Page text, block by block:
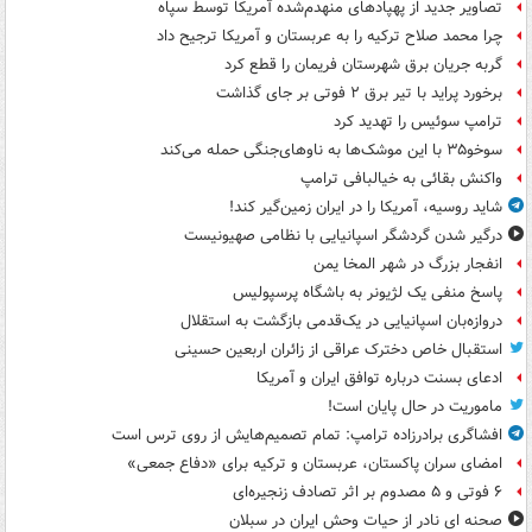
تصاویر جدید از پهپادهای منهدم‌شده آمریکا توسط سپاه
چرا محمد صلاح ترکیه را به عربستان و آمریکا ترجیح داد
گربه جریان برق شهرستان فریمان را قطع کرد
برخورد پراید با تیر برق ۲ فوتی بر جای گذاشت
ترامپ سوئیس را تهدید کرد
سوخو۳۵ با این موشک‌ها به ناوهای‌جنگی حمله می‌کند
واکنش بقائی به خیالبافی ترامپ
شاید روسیه، آمریکا را در ایران زمین‌گیر کند!
درگیر شدن گردشگر اسپانیایی با نظامی صهیونیست
انفجار بزرگ در شهر المخا یمن
پاسخ منفی یک لژیونر به باشگاه پرسپولیس
دروازه‌بان اسپانیایی در یک‌قدمی بازگشت به استقلال
استقبال خاص دخترک عراقی از زائران اربعین حسینی
ادعای بسنت درباره توافق ایران و آمریکا
ماموریت در حال پایان است!
افشاگری برادرزاده ترامپ: تمام تصمیم‌هایش از روی ترس است
امضای سران پاکستان، عربستان و ترکیه برای «دفاع جمعی»
۶ فوتی و ۵ مصدوم بر اثر تصادف زنجیره‌ای
صحنه ای نادر از حیات وحش ایران در سبلان